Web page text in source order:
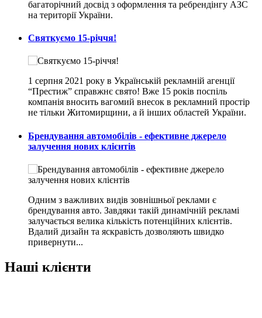
багаторічний досвід з оформлення та ребрендінгу АЗС
на території України.
Святкуємо 15-річчя!
1 серпня 2021 року в Українській рекламній агенції
“Престиж” справжнє свято! Вже 15 років поспіль
компанія вносить вагомий внесок в рекламний простір
не тільки Житомирщини, а й інших областей України.
Брендування автомобілів - ефективне джерело
залучення нових клієнтів
Одним з важливих видів зовнішньої реклами є
брендування авто. Завдяки такій динамічній рекламі
залучається велика кількість потенційних клієнтів.
Вдалий дизайн та яскравість дозволяють швидко
привернути...
Наші клієнти